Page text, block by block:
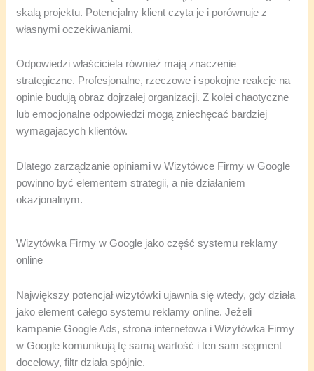
skalą projektu. Potencjalny klient czyta je i porównuje z
własnymi oczekiwaniami.
Odpowiedzi właściciela również mają znaczenie
strategiczne. Profesjonalne, rzeczowe i spokojne reakcje na
opinie budują obraz dojrzałej organizacji. Z kolei chaotyczne
lub emocjonalne odpowiedzi mogą zniechęcać bardziej
wymagających klientów.
Dlatego zarządzanie opiniami w Wizytówce Firmy w Google
powinno być elementem strategii, a nie działaniem
okazjonalnym.
Wizytówka Firmy w Google jako część systemu reklamy
online
Największy potencjał wizytówki ujawnia się wtedy, gdy działa
jako element całego systemu reklamy online. Jeżeli
kampanie Google Ads, strona internetowa i Wizytówka Firmy
w Google komunikują tę samą wartość i ten sam segment
docelowy, filtr działa spójnie.